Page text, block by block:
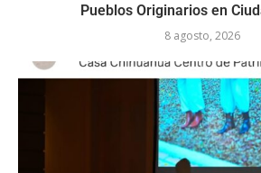
Pueblos Originarios en
8 agosto, 2026